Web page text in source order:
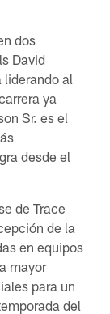
dos
David
liderando al
ya
Sr. es el
desde el
de Trace
de la
en equipos
mayor
para un
del